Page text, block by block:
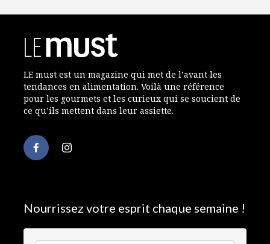
LE must est un magazine qui met de l’avant les
tendances en alimentation. Voilà une référence
pour les gourmets et les curieux qui se soucient de
ce qu’ils mettent dans leur assiette.
Nourrissez votre esprit chaque semaine !